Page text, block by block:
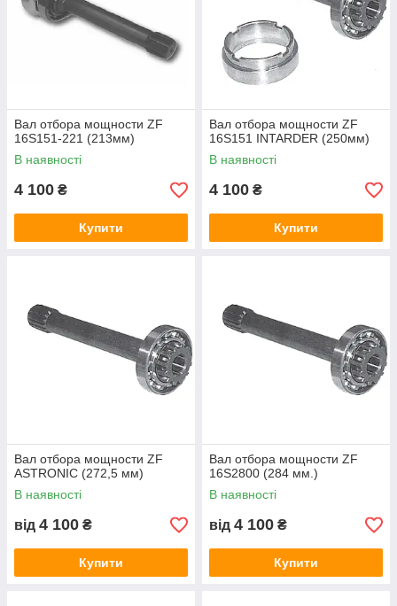
Вал отбора мощности ZF
16S151-221 (213мм)
В наявності
4 100 ₴
Купити
Вал отбора мощности ZF
16S151 INTARDER (250мм)
В наявності
4 100 ₴
Купити
Вал отбора мощности ZF
ASTRONIC (272,5 мм)
В наявності
від 4 100 ₴
Купити
Вал отбора мощности ZF
16S2800 (284 мм.)
В наявності
від 4 100 ₴
Купити